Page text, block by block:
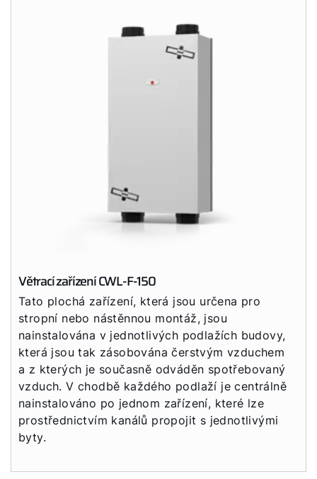
Větrací zařízení CWL-F-150
Tato plochá zařízení, která jsou určena pro
stropní nebo nástěnnou montáž, jsou
nainstalována v jednotlivých podlažích budovy,
která jsou tak zásobována čerstvým vzduchem
a z kterých je současně odváděn spotřebovaný
vzduch. V chodbě každého podlaží je centrálně
nainstalováno po jednom zařízení, které lze
prostřednictvím kanálů propojit s jednotlivými
byty.